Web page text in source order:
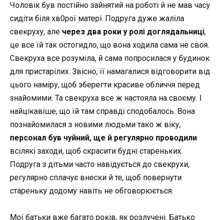
Чоловік був постійно зайнятий на роботі й не мав часу
сидіти біля хв0рої матері. Подруга дуже жаліла
свекруху, але через два роки у ролі доглядальниці,
це все їй так остогидло, що вона ходила сама не своя.
Свекруха все розуміла, й сама попросилася у будинок
для пристарілих. Звісно, її намагалися відговорити від
цього наміру, щоб зберегти красиве обличчя перед
знайомими. Та свекруха все ж настояла на своєму. І
найцікавіше, що їй там справді сподобалось. Вона
познайомилася з новими людьми тако ж віку,
персонал був чуйний, ще й регулярно проводили
всілякі заходи, щоб скрасити будні стареньких.
Подруга з дітьми часто навідується до свекрухи,
регулярно сплачує внески й те, щоб повернути
стареньку додому навіть не обговорюється.
Мої батьки вже багато років, як розлучені. Батько